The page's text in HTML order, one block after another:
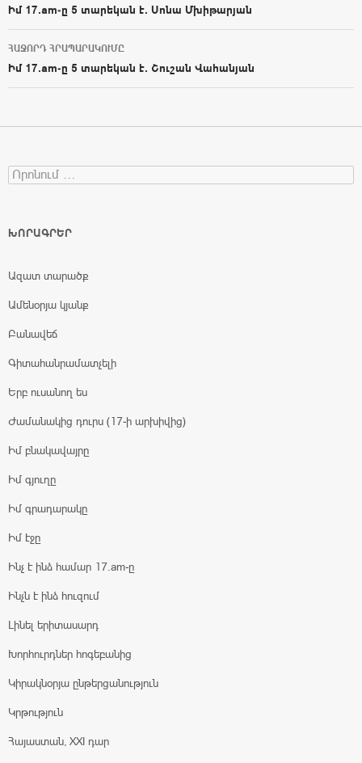
Post navigation
Իմ 17.am-ը 5 տարեկան է. Սոնա Մխիթարյան
ՀԱՋՈՐԴ ՀՐԱՊԱՐԱԿՈՒՄԸ
Իմ 17.am-ը 5 տարեկան է. Շուշան Վահանյան
Search for:
ԽՈՐԱԳՐԵՐ
Ազատ տարածք
Ամենօրյա կյանք
Բանավեճ
Գիտահանրամատչելի
Երբ ուսանող ես
Ժամանակից դուրս (17-ի արխիվից)
Իմ բնակավայրը
Իմ գյուղը
Իմ գրադարակը
Իմ էջը
Ինչ է ինձ համար 17.am-ը
Ինչն է ինձ հուզում
Լինել երիտասարդ
Խորհուրդներ հոգեբանից
Կիրակնօրյա ընթերցանություն
Կրթություն
Հայաստան, XXI դար